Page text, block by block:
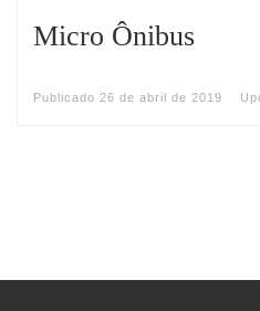
Micro Ônibus
Publicado 26 de abril de 2019